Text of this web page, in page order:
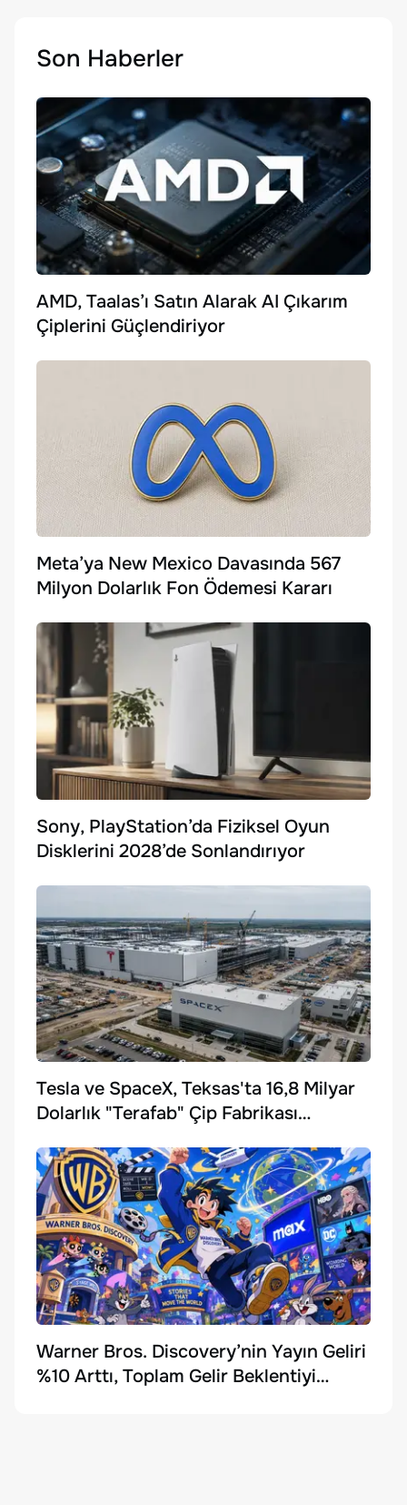
Son Haberler
AMD, Taalas’ı Satın Alarak AI Çıkarım
Çiplerini Güçlendiriyor
Meta’ya New Mexico Davasında 567
Milyon Dolarlık Fon Ödemesi Kararı
Sony, PlayStation’da Fiziksel Oyun
Disklerini 2028’de Sonlandırıyor
Tesla ve SpaceX, Teksas'ta 16,8 Milyar
Dolarlık "Terafab" Çip Fabrikası
Warner Bros. Discovery’nin Yayın Geliri
%10 Arttı, Toplam Gelir Beklentiyi